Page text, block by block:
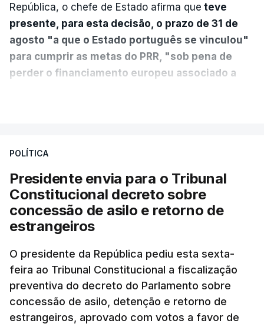
República, o chefe de Estado afirma que teve
presente, para esta decisão, o prazo de 31 de
agosto "a que o Estado português se vinculou"
para cumprir as metas do PRR, "sob pena de
perder o financiamento europeu associado a
sistema mais simples, mais justo e transparente".
"Sempre que seja possível reduzir burocracias,
eliminar sobreposições e garantir que os apoios
chegam a quem mais necessita, estaremos a dar
um passo na direção certa", argumenta o
Presidente da República.
Assegurar que "ninguém é
prejudicado"
POLÍTICA
Presidente envia para o Tribunal
Constitucional decreto sobre
concessão de asilo e retorno de
estrangeiros
O presidente da República pediu esta sexta-
feira ao Tribunal Constitucional a fiscalização
preventiva do decreto do Parlamento sobre
concessão de asilo, detenção e retorno de
estrangeiros, aprovado com votos a favor de